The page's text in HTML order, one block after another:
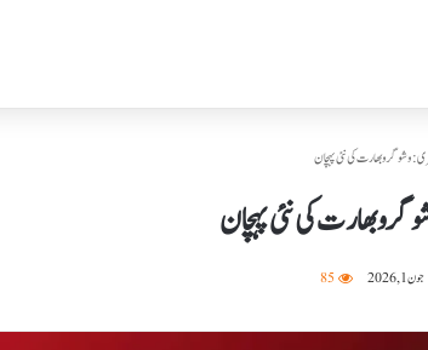
وشو گرو بھارت کی نئی پہچان
بھارت کی نئی پہچان
جون 1, 2026 85